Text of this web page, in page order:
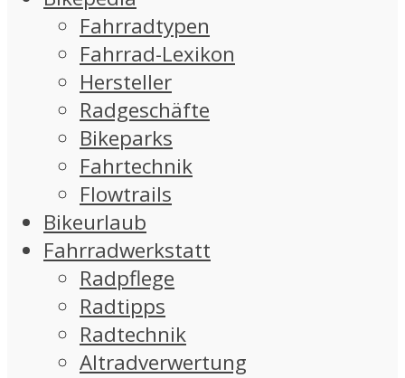
Fahrradtypen
Fahrrad-Lexikon
Hersteller
Radgeschäfte
Bikeparks
Fahrtechnik
Flowtrails
Bikeurlaub
Fahrradwerkstatt
Radpflege
Radtipps
Radtechnik
Altradverwertung